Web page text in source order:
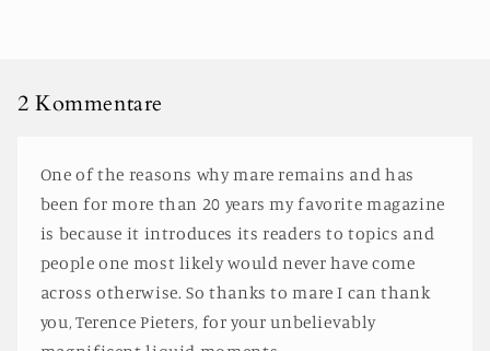
2 Kommentare
One of the reasons why mare remains and has
been for more than 20 years my favorite magazine
is because it introduces its readers to topics and
people one most likely would never have come
across otherwise. So thanks to mare I can thank
you, Terence Pieters, for your unbelievably